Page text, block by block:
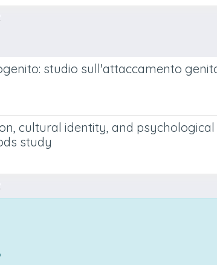
studio sull'attaccamento
cultural identity, and
study